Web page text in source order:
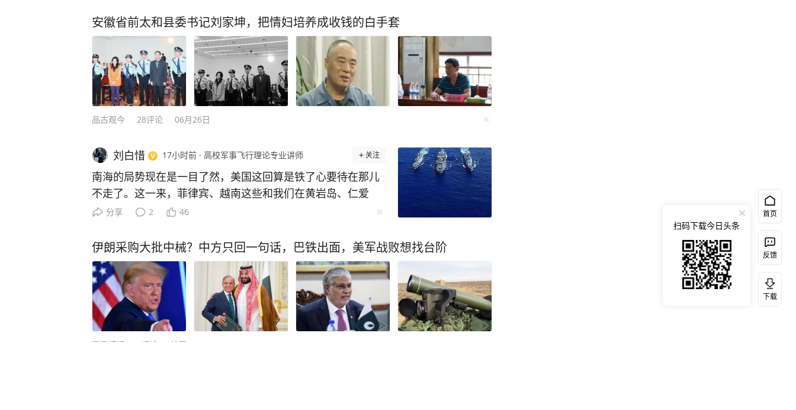
安徽省前太和县委书记刘家坤，把情妇培养成收钱的白手套
品古观今 28评论 06月26日
刘白惜 17小时前 · 高校军事飞行理论专业讲师 关注
南海的局势现在是一目了然，美国这回算是铁了心要待在那儿
不走了。这一来，菲律宾、越南这些和我们在黄岩岛、仁爱
礁、中业岛上有纠纷的国家，估计有得愁了。 南海最近有点像
达、导弹和弹药箱。门口还挂着“维护和平”的牌子，屋里却忙
着排兵布阵。 菲律宾以为请来了靠山，越南等国也在观察风
向。可真正值得琢磨的是，美国越待越久，周边国家得到的究
竟是安全，还是一张更容易被卷入对抗的入场券？ 美国在菲律
宾的军事存在，早已不只是军舰偶尔访问。根据美菲《加强防
务合作协议》，美军可以轮换使用九处地点。 美国持续建设机
场、仓储、通信和后勤设施，其中包括菲律宾巴拉望省的巴拉
分享 2 46
伊朗采购大批中械？中方只回一句话，巴铁出面，美军战败想找台阶
罗马博识 评论 前天15:03
首页
反馈
下载
扫码下载今日头条